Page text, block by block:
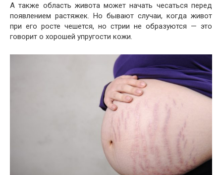
А также область живота может начать чесаться перед
появлением растяжек. Но бывают случаи, когда живот
при его росте чешется, но стрии не образуются — это
говорит о хорошей упругости кожи.